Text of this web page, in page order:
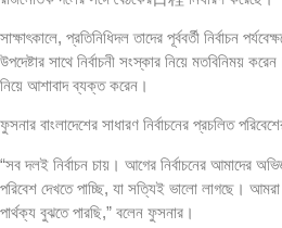
সাক্ষাৎকালে, প্রতিনিধিদল তাদের পূর্ববর্তী নির্বাচন
উপদেষ্টার সাথে নির্বাচনী সংস্কার নিয়ে মতবিনিময়
নিয়ে আশাবাদ ব্যক্ত করেন।
ফুসনার বাংলাদেশের সাধারণ নির্বাচনের প্রচলিত
“সব দলই নির্বাচন চায়। আগের নির্বাচনের আমাদের
পরিবেশ দেখতে পাচ্ছি, যা সত্যিই ভালো লাগছে। আমরা
পার্থক্য বুঝতে পারছি,” বলেন ফুসনার।